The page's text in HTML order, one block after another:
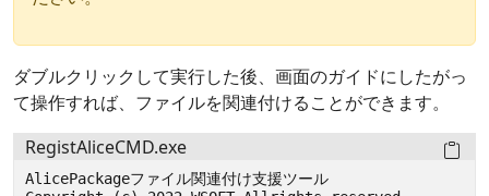
ダブルクリックして実行した後、画面のガイドにしたがっ
て操作すれば、ファイルを関連付けることができます。
RegistAliceCMD.exe